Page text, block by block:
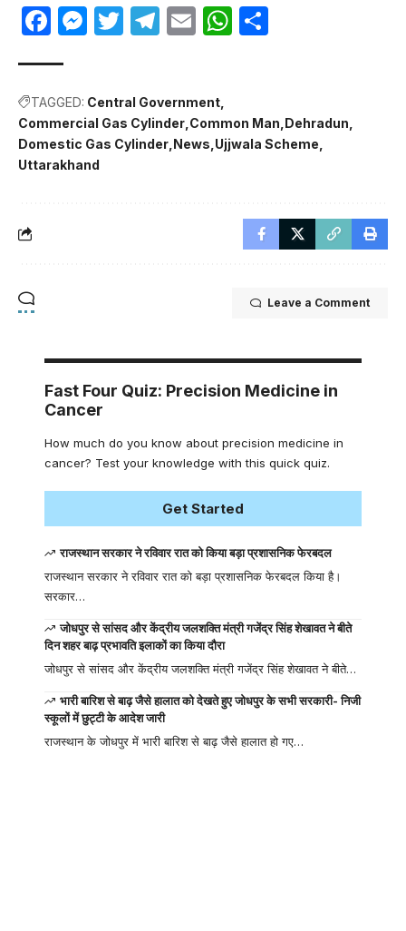
Facebook
Messenger
Twitter
Telegram
EmailWhatsApp
TAGGED: Central Government
Commercial Gas Cylinder Common Man Dehradun
Domestic Gas Cylinder News Ujjwala Scheme
Uttarakhand
Leave a Comment
Fast Four Quiz: Precision Medicine in
Cancer
How much do you know about precision medicine in
cancer? Test your knowledge with this quick quiz.
Get Started
राजस्थान सरकार ने रविवार रात को किया बड़ा प्रशासनिक फेरबदल
राजस्थान सरकार ने रविवार रात को बड़ा प्रशासनिक फेरबदल किया है।
सरकार…
जोधपुर से सांसद और केंद्रीय जलशक्ति मंत्री गजेंद्र सिंह शेखावत ने बीते
दिन शहर बाढ़ प्रभावति इलाकों का किया दौरा
जोधपुर से सांसद और केंद्रीय जलशक्ति मंत्री गजेंद्र सिंह शेखावत ने बीते…
भारी बारिश से बाढ़ जैसे हालात को देखते हुए जोधपुर के सभी सरकारी- निजी
स्कूलों में छुट्टी के आदेश जारी
राजस्थान के जोधपुर में भारी बारिश से बाढ़ जैसे हालात हो गए…